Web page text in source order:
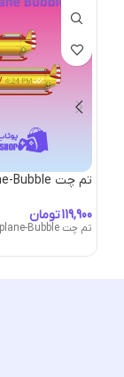
تم چت Aeroplane-Bubble
تومان
تم چت Aeroplane-Bubble